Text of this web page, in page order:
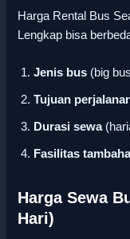
Harga Rental Bus
Lengkap bisa
Jenis bus (big
Tujuan
Durasi sewa
Fasilitas
Harga Sewa
Hari)